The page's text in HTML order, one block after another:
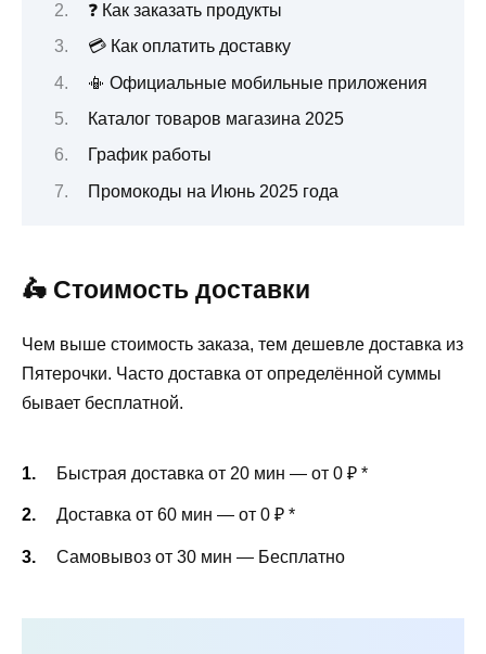
❓ Как заказать продукты
💳 Как оплатить доставку
📳 Официальные мобильные приложения
Каталог товаров магазина 2025
График работы
Промокоды на Июнь 2025 года
🛵 Стоимость доставки
Чем выше стоимость заказа, тем дешевле доставка из
Пятерочки. Часто доставка от определённой суммы
бывает бесплатной.
Быстрая доставка от 20 мин — от 0 ₽ *
Доставка от 60 мин — от 0 ₽ *
Самовывоз от 30 мин — Бесплатно